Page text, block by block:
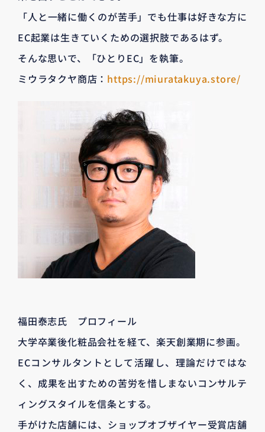
「人と一緒に働くのが苦手」でも仕事は好きな方に
EC起業は生きていくための選択肢であるはず。
そんな思いで、「ひとりEC」を執筆。
ミウラタクヤ商店： https://miuratakuya.store/
福田泰志氏 プロフィール
大学卒業後化粧品会社を経て、楽天創業期に参画。
ECコンサルタントとして活躍し、理論だけではな
く、成果を出すための苦労を惜しまないコンサルテ
ィングスタイルを信条とする。
手がけた店舗には、ショップオブザイヤー受賞店舗